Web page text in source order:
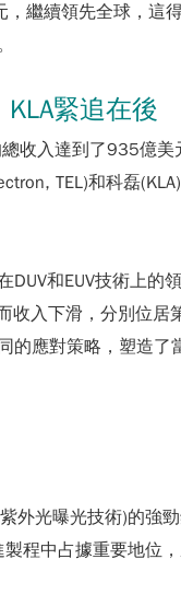
繼續領先全球，這
緊追在後
收入達到了935億
TEL)和科磊
和EUV技術上的
入下滑，分別位
應對策略，塑造了
外光曝光技術)的強
程中占據重要地位